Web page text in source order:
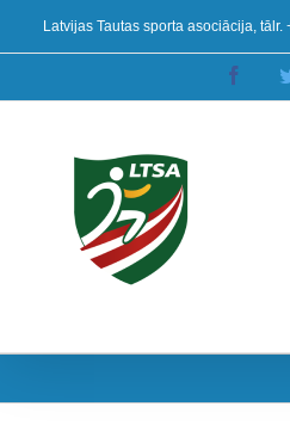
content
Latvijas Tautas sporta asociācija, tālr.